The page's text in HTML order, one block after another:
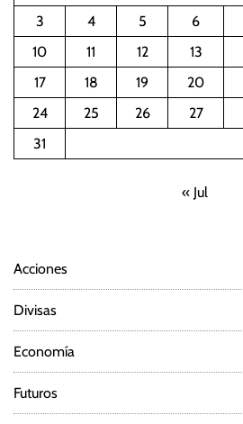
3
4 5 6
10
11 12 13
17
18 19 20
24
25 26 27
31
« Jul
Acciones
Divisas
Economía
Futuros